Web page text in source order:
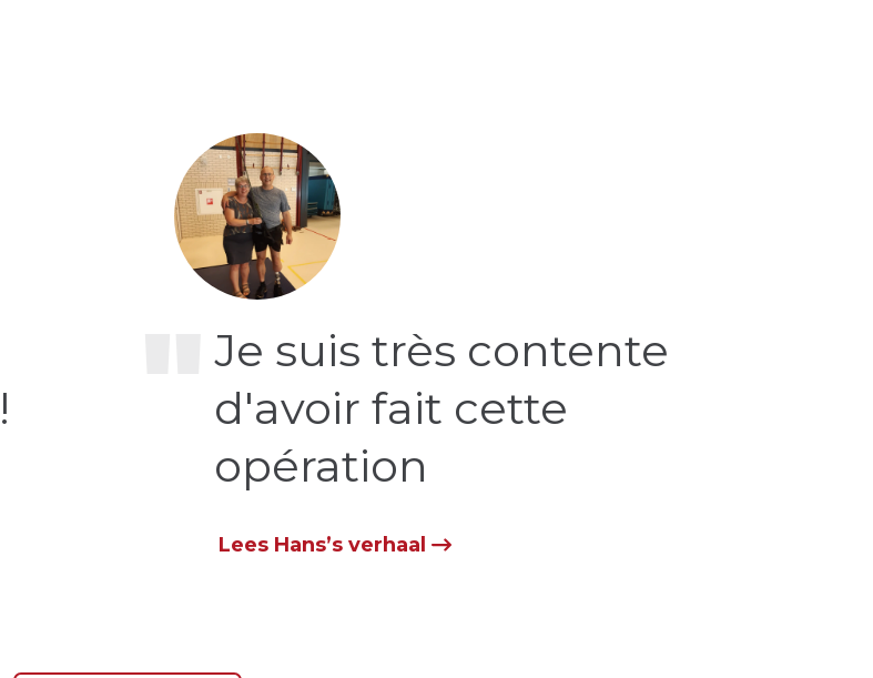
Je suis très contente
d'avoir fait cette
opération
Lees Hans’s verhaal